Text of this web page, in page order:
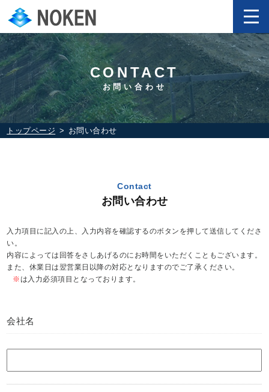
CONTACT
お問い合わせ
トップページ お問い合わせ
Contact
お問い合わせ
入力項目に記入の上、入力内容を確認するのボタンを押して送信してくださ
い。
内容によっては回答をさしあげるのにお時間をいただくこともございます。
また、休業日は翌営業日以降の対応となりますのでご了承ください。
※は入力必須項目となっております。
会社名